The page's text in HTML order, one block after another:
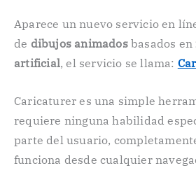
Aparece un nuevo servicio en
de dibujos animadosbasados ​​en
artificial, el servicio se llama:
Caricaturer es una simple
requiere ninguna habilidad
parte del usuario,
funciona desde cualquier